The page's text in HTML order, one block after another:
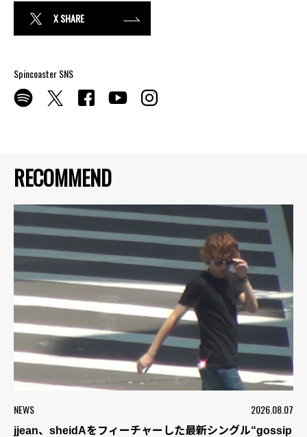
RECOMMEND
NEWS 2026.08.07
jjean、sheidAをフィーチャーした最新シングル“gossip
X SHARE
Spincoaster SNS